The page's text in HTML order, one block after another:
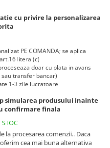
cu privire la personalizarea
PE COMANDA; se aplica
litera (c)
doar cu plata in avans
sau transfer bancar)
1-3 zile lucratoare
simularea produsului inainte
confirmare finala
STOC
la procesarea comenzii.. Daca
cea mai buna alternativa